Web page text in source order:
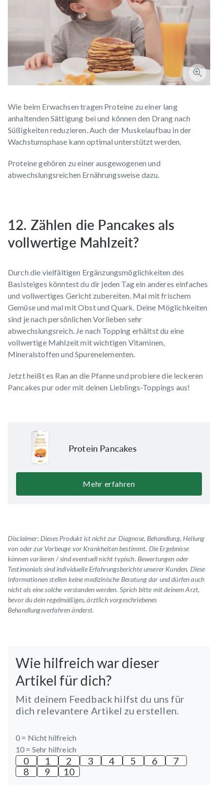
Wie beim Erwachsen tragen Proteine zu einer lang
anhaltenden Sättigung bei und können den Drang nach
Süßigkeiten reduzieren. Auch der Muskelaufbau in der
Wachstumsphase kann optimal unterstützt werden.
Proteine gehören zu einerausgewogenen und
abwechslungsreichen Ernährungsweise dazu.
12. Zählen die Pancakes als
vollwertige Mahlzeit?
Durch die vielfältigen Ergänzungsmöglichkeiten des
Basisteiges könntest du dir jeden Tag ein anderes einfaches
und vollwertiges Gericht zubereiten. Mal mit frischem
Gemüse und mal mit Obst und Quark. Deine Möglichkeiten
sind je nach persönlichen Vorlieben sehr
abwechslungsreich. Je nach Topping erhältst du eine
vollwertige Mahlzeit mit wichtigen Vitaminen,
Mineralstoffen und Spurenelementen.
Jetzt heißt es Ran an die Pfanne und probiere die leckeren
Pancakes pur oder mit deinen Lieblings-Toppings aus!
Protein Pancakes
Mehr erfahren
Disclaimer: Dieses Produkt ist nicht zur Diagnose, Behandlung, Heilung
von oder zur Vorbeuge vor Krankheiten bestimmt. Die Ergebnisse
können variieren / sind eventuell nicht typisch. Bewertungen oder
Testimonialssind individuelle Erfahrungsberichte unserer Kunden. Diese
Informationen stellen keine medizinische Beratung dar und dürfen auch
nicht als eine solche verstanden werden. Sprich bitte mit deinem Arzt,
bevor du dein regelmäßiges, ärztlich vorgeschriebenes
Behandlungsverfahren änderst.
Wie hilfreich war dieser
Artikel für dich?
Mit deinem Feedback hilfst du uns für
dich relevantere Artikel zu erstellen.
0 = Nicht hilfreich
10 = Sehr hilfreich
0 1 2 3 4 5 6
7
8
9 10